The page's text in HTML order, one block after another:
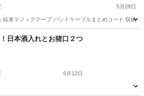
5月28日
結束マジックテープ バンドケーブルまとめコード 収納
その他 ケーブル
日本酒入れとお猪口２つ
6月12日